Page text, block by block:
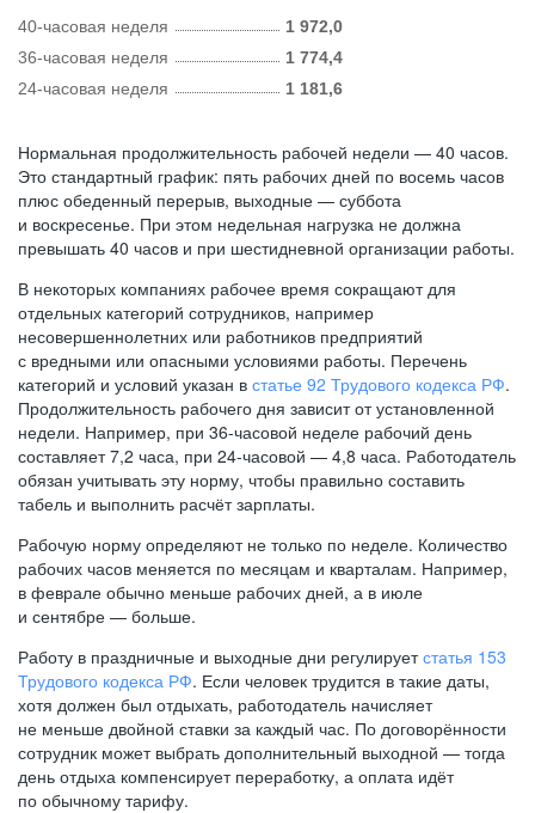
40-часовая неделя
1 972,0
36-часовая неделя
1 774,4
24-часовая неделя
1 181,6
Нормальная продолжительность рабочей недели — 40 часов.
Это стандартный график: пять рабочих дней по восемь часов
плюс обеденный перерыв, выходные — суббота
и воскресенье. При этом недельная нагрузка не должна
превышать 40 часов и при шестидневной организации работы.
В некоторых компаниях рабочее время сокращают для
отдельных категорий сотрудников, например
несовершеннолетних или работников предприятий
с вредными или опасными условиями работы. Перечень
категорий и условий указан в статье 92 Трудового кодекса РФ.
Продолжительность рабочего дня зависит от установленной
недели. Например, при 36-часовой неделе рабочий день
составляет 7,2 часа, при 24-часовой — 4,8 часа. Работодатель
обязан учитывать эту норму, чтобы правильно составить
табель и выполнить расчёт зарплаты.
Рабочую норму определяют не только по неделе. Количество
рабочих часов меняется по месяцам и кварталам. Например,
в феврале обычно меньше рабочих дней, а в июле
и сентябре — больше.
Работу в праздничные и выходные дни регулируетстатья 153
Трудового кодекса РФ. Если человек трудится в такие даты,
хотя должен был отдыхать, работодатель начисляет
не меньше двойной ставки за каждый час. По договорённости
сотрудник может выбрать дополнительный выходной — тогда
день отдыха компенсирует переработку, а оплата идёт
по обычному тарифу.